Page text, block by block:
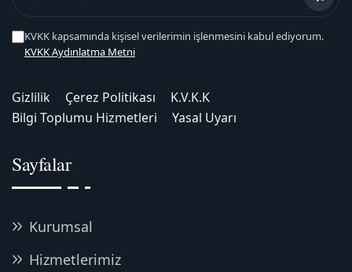
KVKK kapsamında kişisel verilerimin işlenmesini kabul ediyorum.
KVKK Aydınlatma Metni
Gizlilik Çerez Politikası
K.V.K.K
Bilgi Toplumu Hizmetleri
Yasal Uyarı
Sayfalar
Kurumsal
Hizmetlerimiz